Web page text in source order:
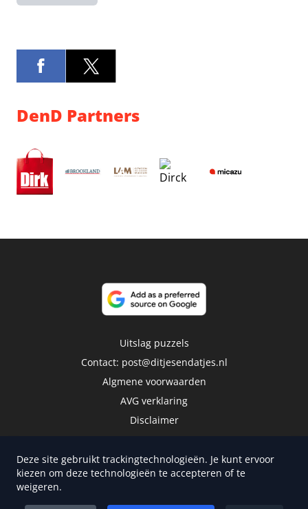
DenD Partners
Uitslag puzzels
Contact: post@ditjesendatjes.nl
Algmene voorwaarden
AVG verklaring
Disclaimer
Deze site gebruikt trackingtechnologieën. Je kunt ervoor
kiezen om deze technologieën te accepteren of te
weigeren.